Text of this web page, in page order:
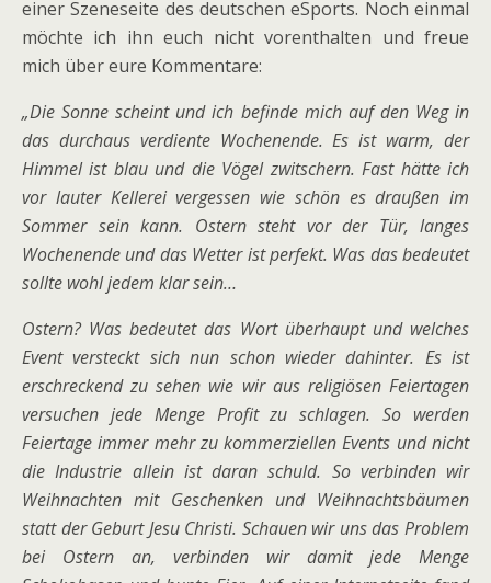
einer Szeneseite des deutschen eSports. Noch einmal
möchte ich ihn euch nicht vorenthalten und freue
mich über eure Kommentare:
„Die Sonne scheint und ich befinde mich auf den Weg in
das durchaus verdiente Wochenende. Es ist warm, der
Himmel ist blau und die Vögel zwitschern. Fast hätte ich
vor lauter Kellerei vergessen wie schön es draußen im
Sommer sein kann. Ostern steht vor der Tür, langes
Wochenende und das Wetter ist perfekt. Was das bedeutet
sollte wohl jedem klar sein…
Ostern? Was bedeutet das Wort überhaupt und welches
Event versteckt sich nun schon wieder dahinter. Es ist
erschreckend zu sehen wie wir aus religiösen Feiertagen
versuchen jede Menge Profit zu schlagen. So werden
Feiertage immer mehr zu kommerziellen Events und nicht
die Industrie allein ist daran schuld. So verbinden wir
Weihnachten mit Geschenken und Weihnachtsbäumen
statt der Geburt Jesu Christi. Schauen wir uns das Problem
bei Ostern an, verbinden wir damit jede Menge